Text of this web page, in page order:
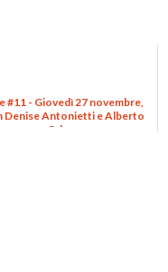
#11 - Giovedì 27 novembre,
Denise Antonietti e Alberto
Odone